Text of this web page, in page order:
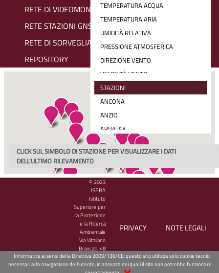
RETE DI VIDEOMONITORAGGIO COSTIERO
RETE STAZIONI GNSS
RETE DI SORVEGLIANZA SIAM
REPOSITORY
TEMPERATURA ACQUA
TEMPERATURA ARIA
UMIDITÀ RELATIVA
PRESSIONE ATMOSFERICA
DIREZIONE VENTO
VELOCITÀ VENTO
RADIAZIONE SOLARE MEDIA (30 MIN)
PRECIPITAZIONE CUMULATA
VELOCITÀ E DIREZIONE VENTO
STAZIONI
ANCONA
ANZIO
ARBATAX
BARI
CAGLIARI
CARLOFORTE
CATANIA
CETRARO
CIVITAVECCHIA
CROTONE
GAETA
GENOVA
GINOSTRA
CLICK SUL SIMBOLO DI STAZIONE PER VISUALIZZARE I DATI
DELL'ULTIMO RILEVAMENTO
© 2023
ISPRA
Istituto
Superiore per
la Protezione
e la Ricerca
Ambientale
Via Vitaliano
Brancati, 48
00144 Roma
- CF/PIVA
PRIVACY NOTE LEGALI
Informativa ai sensi della Direttiva 2009/136/CE: questo sito utilizza solo cookie tecnici
necessari alla navigazione dell'utente, in assenza dei quali il sito non potrebbe funzionare